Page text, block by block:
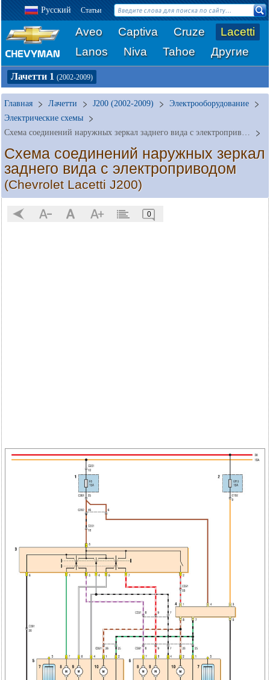
Русский Статьи
Aveo Captiva Cruze
Lacetti
Lanos
Niva Tahoe Другие
Лачетти 1 (2002-2009)
Главная Лачетти J200 (2002-2009)
Электрооборудование
Электрические схемы
Схема соединений наружных зеркал заднего вида с электроприводом
Схема соединений наружных зеркал
заднего вида с электроприводом
(Chevrolet Lacetti J200)
0